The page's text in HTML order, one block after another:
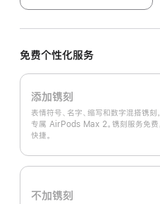
免费个性化服务
添加镌刻
表情符号、名字、缩写和数字混搭镌刻
专属 AirPods Max 2。镌刻服务免费
快捷。
不加镌刻